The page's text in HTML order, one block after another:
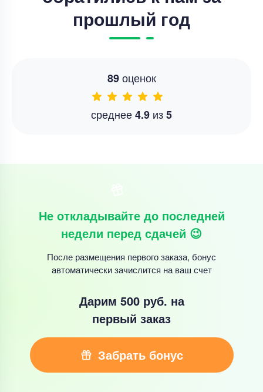
прошлый год
89оценок
среднее4.9 из5
Не откладывайте до последней
недели перед сдачей 😉
После размещения первого заказа, бонус
автоматически зачислится на ваш счет
Дарим 500 руб. на
первый заказ
Забрать бонус